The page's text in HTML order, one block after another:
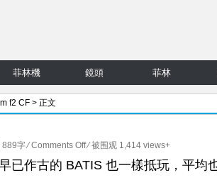
菲林機 鏡頭 菲林
f2 CF > 正文
889字⁄Comments Offon
Batis
⁄ 被围观 1,414 views+
已作古的 BATIS 也一樣抵玩，平均